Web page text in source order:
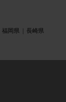
福岡県
長崎県